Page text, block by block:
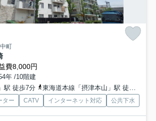
町
費8,000円
年 /10階建
駅 徒歩7分
東海道本線「摂津本山」駅 徒歩20分
ター CATV インターネット対応 公共下水